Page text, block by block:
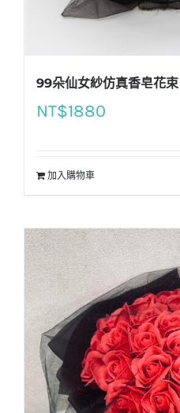
99朵仙女紗仿真香皂花束
NT$1880
加入購物車